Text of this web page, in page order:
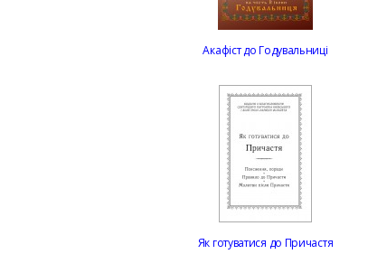
Акафіст до Годувальниці
Як готуватися до Причастя